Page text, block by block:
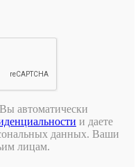
автоматически
и даете
данных. Ваши
лицам.